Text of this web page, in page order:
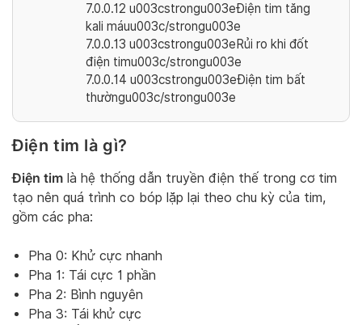
7.0.0.12 u003cstrongu003eĐiện tim tăng
kali máuu003c/strongu003e
7.0.0.13 u003cstrongu003eRủi ro khi đốt
điện timu003c/strongu003e
7.0.0.14 u003cstrongu003eĐiện tim bất
thườngu003c/strongu003e
Điện tim là gì?
Điện tim là hệ thống dẫn truyền điện thế trong cơ tim
tạo nên quá trình co bóp lặp lại theo chu kỳ của tim,
gồm các pha:
Pha 0: Khử cực nhanh
Pha 1: Tái cực 1 phần
Pha 2: Bình nguyên
Pha 3: Tái khử cực